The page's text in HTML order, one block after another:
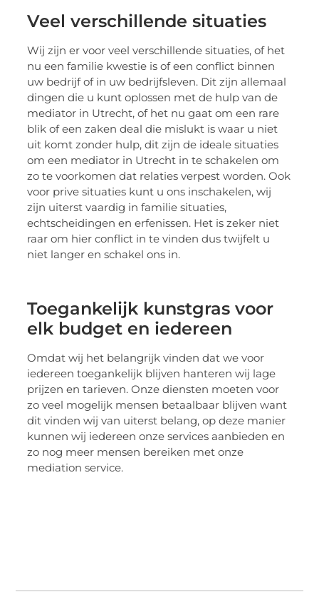
Veel verschillende situaties
Wij zijn er voor veel verschillende situaties, of het
nu een familie kwestie is of een conflict binnen
uw bedrijf of in uw bedrijfsleven. Dit zijn allemaal
dingen die u kunt oplossen met de hulp van de
mediator in Utrecht, of het nu gaat om een rare
blik of een zaken deal die mislukt is waar u niet
uit komt zonder hulp, dit zijn de ideale situaties
om een mediator in Utrecht in te schakelen om
zo te voorkomen dat relaties verpest worden. Ook
voor prive situaties kunt u ons inschakelen, wij
zijn uiterst vaardig in familie situaties,
echtscheidingen en erfenissen. Het is zeker niet
raar om hier conflict in te vinden dus twijfelt u
niet langer en schakel ons in.
Toegankelijk kunstgras voor
elk budget en iedereen
Omdat wij het belangrijk vinden dat we voor
iedereen toegankelijk blijven hanteren wij lage
prijzen en tarieven. Onze diensten moeten voor
zo veel mogelijk mensen betaalbaar blijven want
dit vinden wij van uiterst belang, op deze manier
kunnen wij iedereen onze services aanbieden en
zo nog meer mensen bereiken met onze
mediation service.